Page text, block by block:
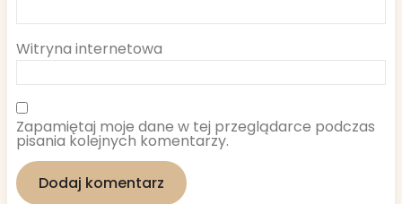
Witryna internetowa
Zapamiętaj moje dane w tej przeglądarce podczas
pisania kolejnych komentarzy.